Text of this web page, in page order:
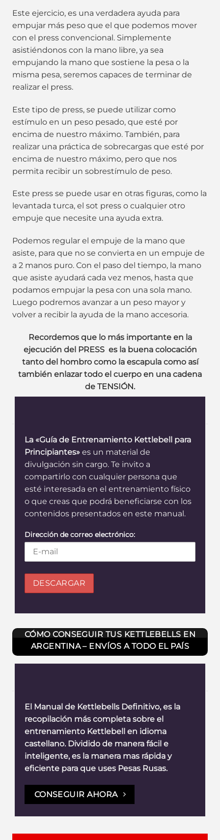
Este ejercicio, es una verdadera ayuda para
empujar más peso que el que podemos mover
con el press convencional. Simplemente
asistiéndonos con la mano libre, ya sea
empujando la mano que sostiene la pesa o la
misma pesa, seremos capaces de terminar de
realizar el press.
Este tipo de press, se puede utilizar como
estímulo en un peso pesado, que esté por
encima de nuestro máximo. También, para
realizar una práctica de sobrecargas que esté por
encima de nuestro máximo, pero que nos
permita recibir un sobrestímulo de peso.
Este press se puede usar en otras figuras, como la
levantada turca, el sot press o cualquier otro
empuje que necesite una ayuda extra.
Podemos regular el empuje de la mano que
asiste, para que no se convierta en un empuje de
a 2 manos puro. Con el paso del tiempo, la mano
que asiste ayudará cada vez menos, hasta que
podamos empujar la pesa con una sola mano.
Luego podremos avanzar a un peso mayor y
volver a recibir la ayuda de la mano accesoria.
Recordemos que lo más importante en la
ejecución del PRESSes la buena colocación
tanto del hombro como la escapula como así
también enlazar todo el cuerpo en una cadena
de TENSIÓN.
La «Guía de Entrenamiento Kettlebell para
Principiantes» es un material de
divulgación sin cargo. Te invito a
compartirlo con cualquier persona que
esté interesada en el entrenamiento físico
o que creas que podrá beneficiarse con los
contenidos presentados en este manual.
Dirección de correo electrónico:
CÓMO CONSEGUIR TUS KETTLEBELLS EN
ARGENTINA – ENVÍOS A TODO EL PAÍS
El Manual de Kettlebells Definitivo, es la
recopilación más completa sobre el
entrenamiento Kettlebell en idioma
castellano. Dividido de manera fácil e
inteligente, es la manera mas rápida y
eficiente para que uses Pesas Rusas.
CONSEGUIR AHORA